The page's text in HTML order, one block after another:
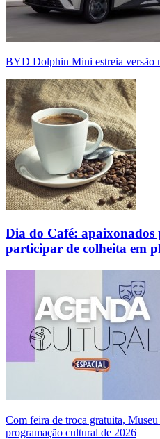
BYD Dolphin Mini estreia versão
Dia do Café: apaixonados
participar de colheita em
Com feira de troca gratuita,
programação cultural de 2026